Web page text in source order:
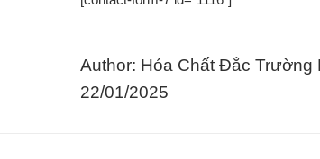
Author: Hóa Chất Đắc Trường
22/01/2025